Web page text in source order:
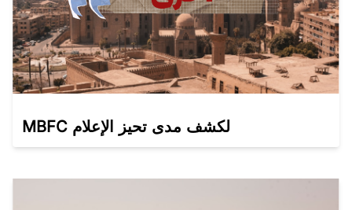
MBFC لكشف مدى تحيز الإعلام